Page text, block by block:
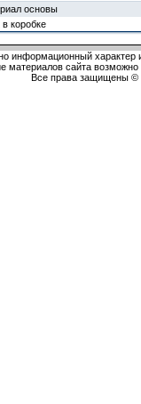
основы
коробке
информационный
материалов сайта
Все права защищены ©